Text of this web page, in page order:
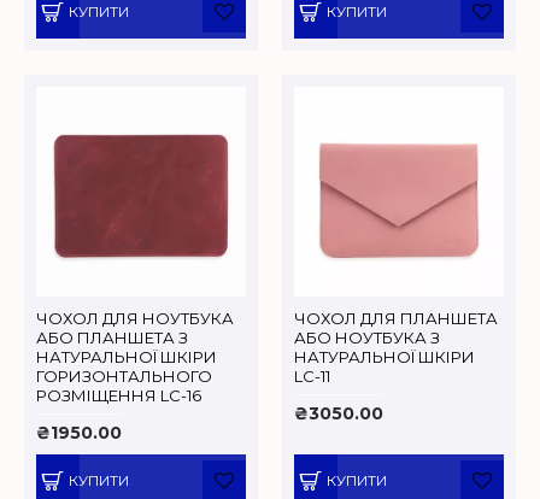
КУПИТИ КУПИТИ
ЧОХОЛ ДЛЯ НОУТБУКА
АБО ПЛАНШЕТА З
НАТУРАЛЬНОЇ ШКІРИ
ГОРИЗОНТАЛЬНОГО
РОЗМІЩЕННЯ LC-16
₴1950.00
КУПИТИ
ЧОХОЛ ДЛЯ ПЛАНШЕТА
АБО НОУТБУКА З
НАТУРАЛЬНОЇ ШКІРИ
LC-11
₴3050.00
КУПИТИ